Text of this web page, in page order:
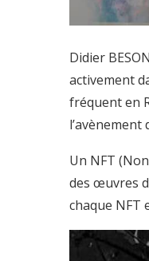
Didier
activement
fréquent en
l’avènement
Un NFT
des œuvres
chaque NFT